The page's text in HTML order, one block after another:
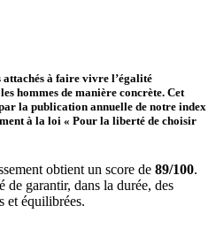
attachés à faire vivre l’égalité
hommes de manière concrète. Cet
la publication annuelle de notre index
à la loi « Pour la liberté de choisir
obtient un score de 89/100.
garantir, dans la durée, des
et équilibrées.